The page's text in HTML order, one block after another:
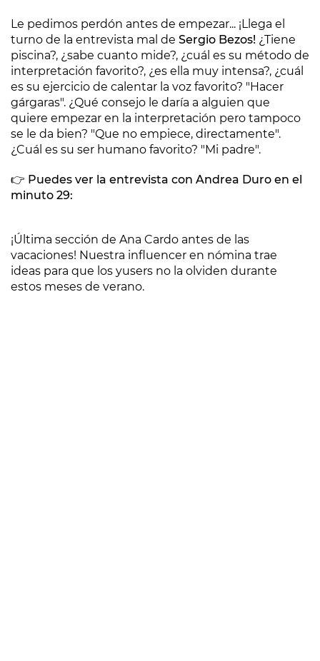
Le pedimos perdón antes de empezar... ¡Llega el
turno de la entrevista mal de Sergio Bezos! ¿Tiene
piscina?, ¿sabe cuanto mide?, ¿cuál es su método de
interpretación favorito?, ¿es ella muy intensa?, ¿cuál
es su ejercicio de calentar la voz favorito? "Hacer
gárgaras". ¿Qué consejo le daría a alguien que
quiere empezar en la interpretación pero tampoco
se le da bien? "Que no empiece, directamente".
¿Cuál es su ser humano favorito? "Mi padre".
👉 Puedes ver la entrevista con Andrea Duro en el
minuto 29:
¡Última sección de Ana Cardo antes de las
vacaciones! Nuestra influencer en nómina trae
ideas para que los yusers no la olviden durante
estos meses de verano.